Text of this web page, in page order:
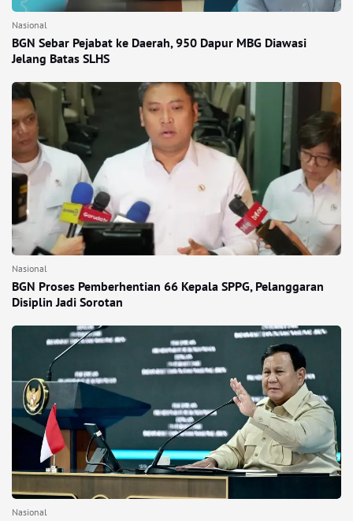
Nasional
BGN Sebar Pejabat ke Daerah, 950 Dapur MBG Diawasi
Jelang Batas SLHS
Nasional
BGN Proses Pemberhentian 66 Kepala SPPG, Pelanggaran
Disiplin Jadi Sorotan
Nasional